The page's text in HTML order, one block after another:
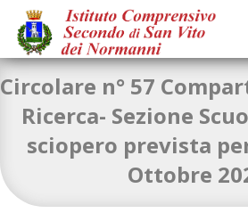
Circolare n° 57
Ricerca- Sezione
sciopero prevista
Ottobre
Circolare-n.-57-comunicazione-sciopero-